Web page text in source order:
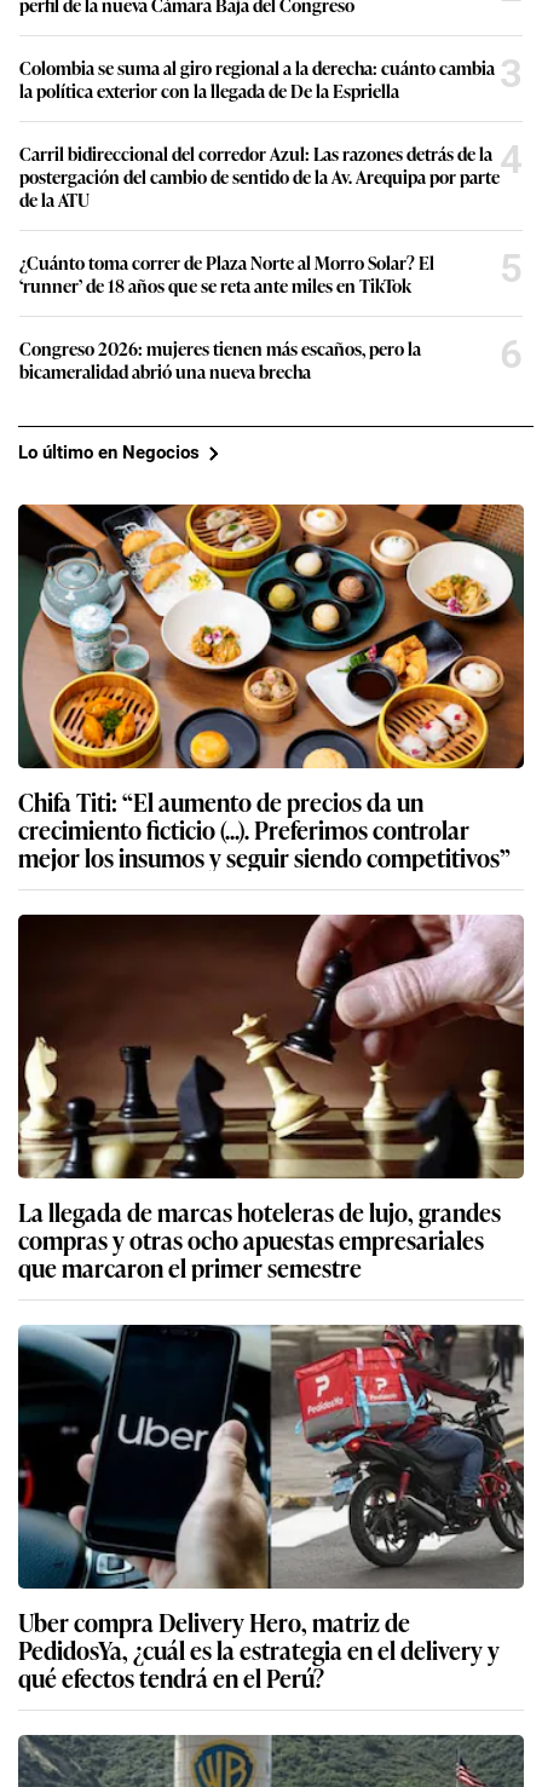
Colombia se suma al giro regional a la derecha: cuánto cambia
la política exterior con la llegada de De la Espriella
3
Carril bidireccional del corredor Azul: Las razones detrás de la
postergación del cambio de sentido de la Av. Arequipa por parte
de la ATU
4
¿Cuánto toma correr de Plaza Norte al Morro Solar? El
‘runner’ de 18 años que se reta ante miles en TikTok
5
Congreso 2026: mujeres tienen más escaños, pero la
bicameralidad abrió una nueva brecha
6
Lo último en Negocios
Chifa Titi: “El aumento de precios da un
crecimiento ficticio (...). Preferimos controlar
mejor los insumos y seguir siendo competitivos”
La llegada de marcas hoteleras de lujo, grandes
compras y otras ocho apuestas empresariales
que marcaron el primer semestre
Uber compra Delivery Hero, matriz de
PedidosYa, ¿cuál es la estrategia en el delivery y
qué efectos tendrá en el Perú?